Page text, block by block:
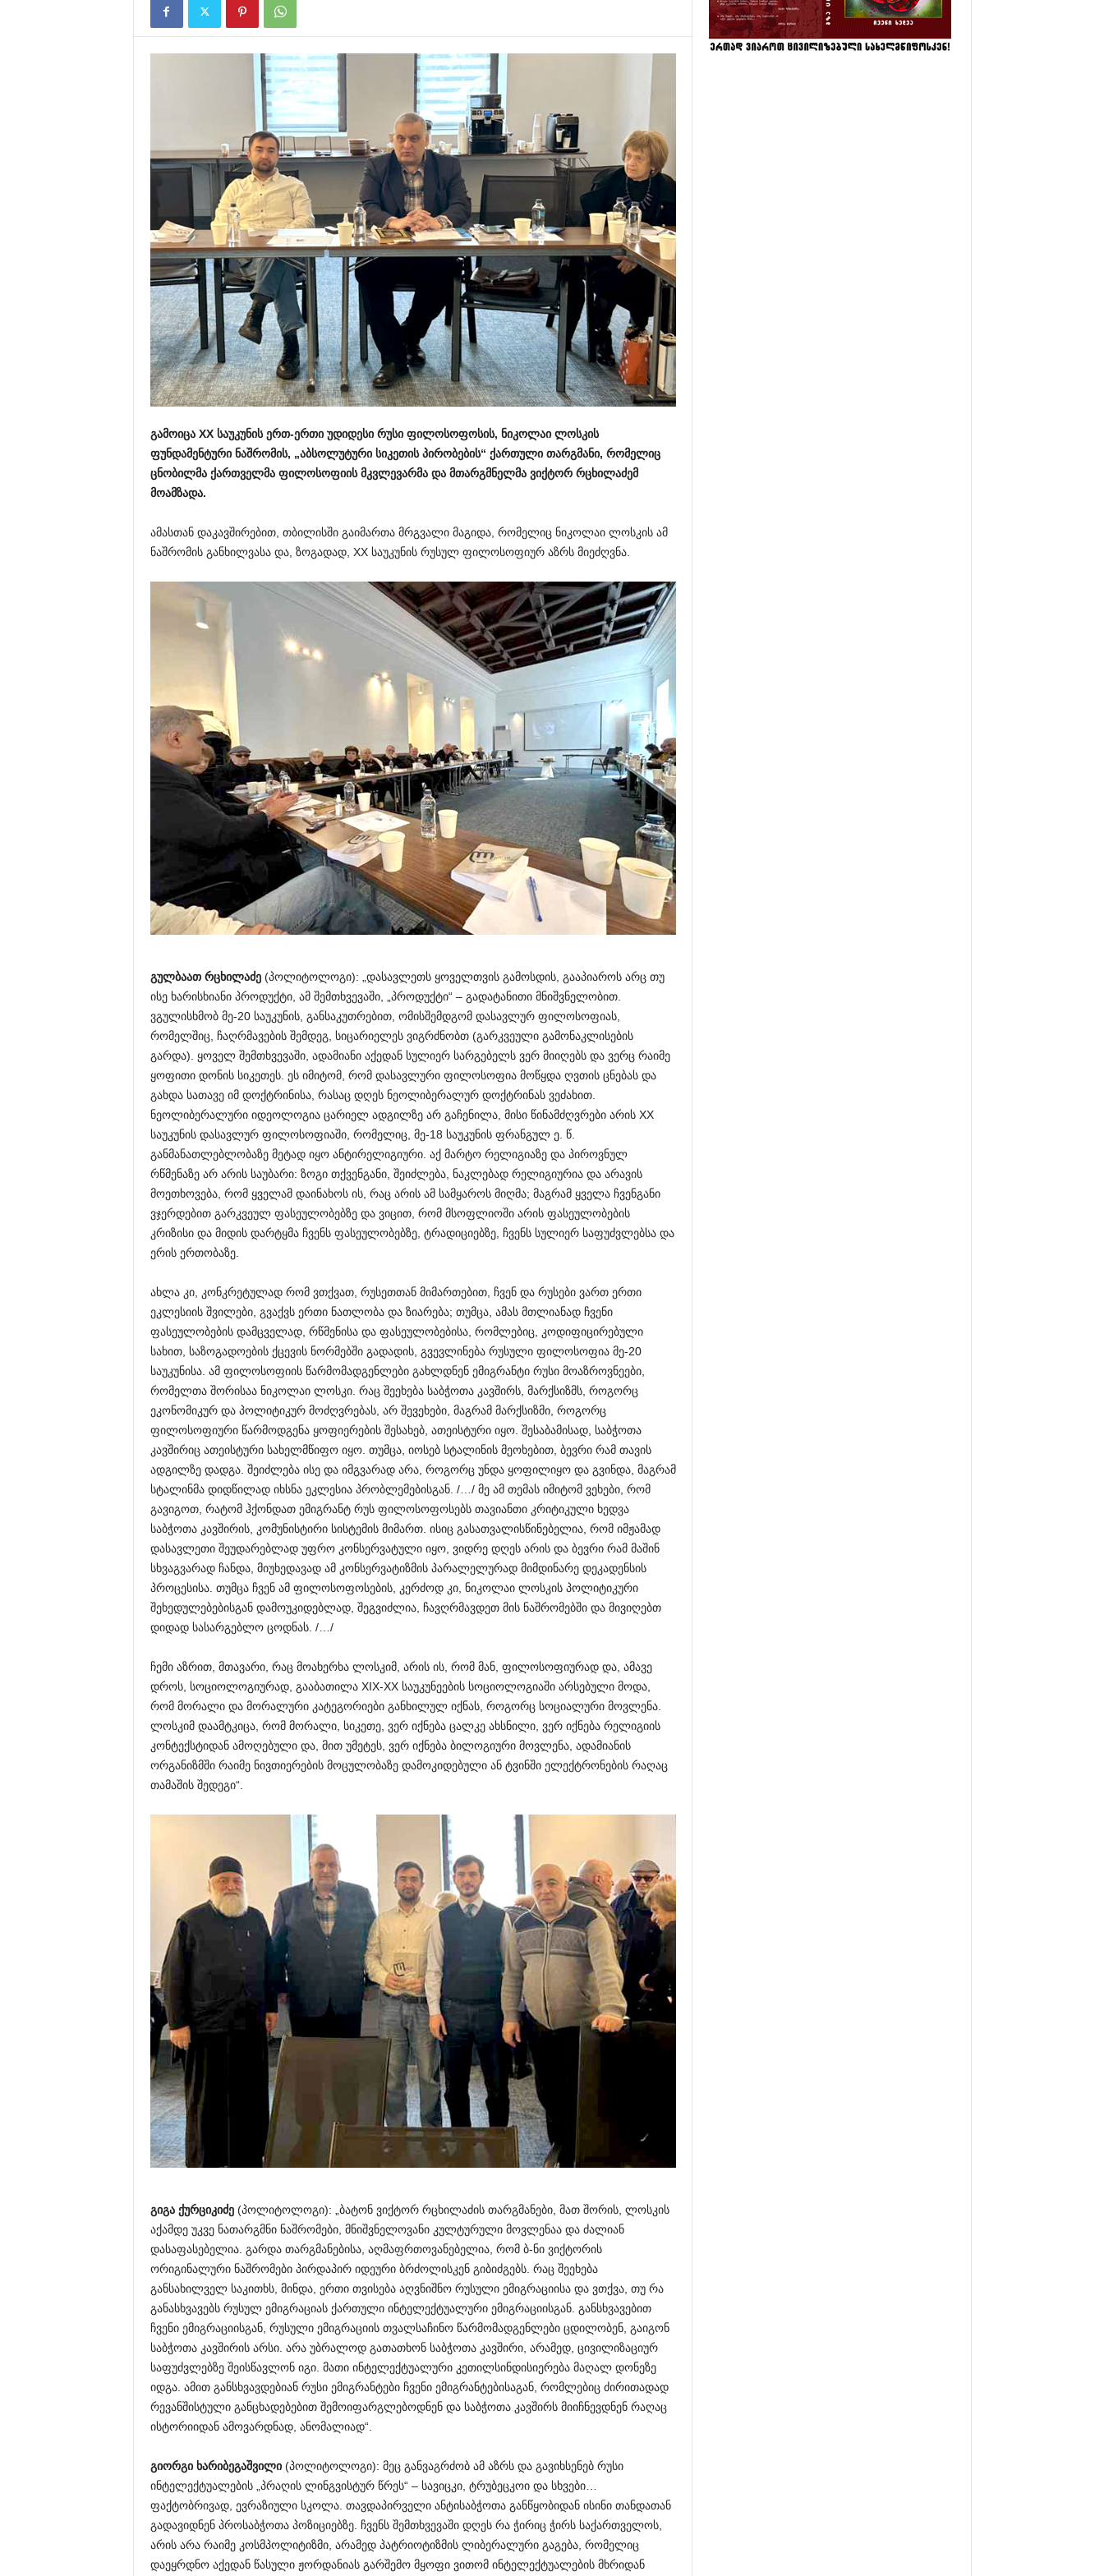
გამოიცა XX საუკუნის ერთ-ერთი უდიდესი რუსი ფილოსოფოსის, ნიკოლაი ლოსკის
ფუნდამენტური ნაშრომის, „აბსოლუტური სიკეთის პირობების“ ქართული თარგმანი, რომელიც
ცნობილმა ქართველმა ფილოსოფიის მკვლევარმა და მთარგმნელმა ვიქტორ რცხილაძემ
მოამზადა.
ამასთან დაკავშირებით, თბილისში გაიმართა მრგვალი მაგიდა, რომელიც ნიკოლაი ლოსკის ამ
ნაშრომის განხილვასა და, ზოგადად, XX საუკუნის რუსულ ფილოსოფიურ აზრს მიეძღვნა.
გულბაათ რცხილაძე(პოლიტოლოგი): „დასავლეთს ყოველთვის გამოსდის, გააპიაროს არც თუ
ისე ხარისხიანი პროდუქტი, ამ შემთხვევაში, „პროდუქტი“ – გადატანითი მნიშვნელობით.
ვგულისხმობ მე-20 საუკუნის, განსაკუთრებით, ომისშემდგომ დასავლურ ფილოსოფიას,
რომელშიც, ჩაღრმავების შემდეგ, სიცარიელეს ვიგრძნობთ (გარკვეული გამონაკლისების
გარდა). ყოველ შემთხვევაში, ადამიანი აქედან სულიერ სარგებელს ვერ მიიღებს და ვერც რაიმე
ყოფითი დონის სიკეთეს. ეს იმიტომ, რომ დასავლური ფილოსოფია მოწყდა ღვთის ცნებას და
გახდა სათავე იმ დოქტრინისა, რასაც დღეს ნეოლიბერალურ დოქტრინას ვეძახით.
ნეოლიბერალური იდეოლოგია ცარიელ ადგილზე არ გაჩენილა, მისი წინამძღვრები არის XX
საუკუნის დასავლურ ფილოსოფიაში, რომელიც, მე-18 საუკუნის ფრანგულ ე. წ.
განმანათლებლობაზე მეტად იყო ანტირელიგიური. აქ მარტო რელიგიაზე და პიროვნულ
რწმენაზე არ არის საუბარი: ზოგი თქვენგანი, შეიძლება, ნაკლებად რელიგიურია და არავის
მოეთხოვება, რომ ყველამ დაინახოს ის, რაც არის ამ სამყაროს მიღმა; მაგრამ ყველა ჩვენგანი
ვჯერდებით გარკვეულ ფასეულობებზე და ვიცით, რომ მსოფლიოში არის ფასეულობების
კრიზისი და მიდის დარტყმა ჩვენს ფასეულობებზე, ტრადიციებზე, ჩვენს სულიერ საფუძვლებსა და
ერის ერთობაზე.
ახლა კი, კონკრეტულად რომ ვთქვათ, რუსეთთან მიმართებით, ჩვენ და რუსები ვართ ერთი
ეკლესიის შვილები, გვაქვს ერთი ნათლობა და ზიარება; თუმცა, ამას მთლიანად ჩვენი
ფასეულობების დამცველად, რწმენისა და ფასეულობებისა, რომლებიც, კოდიფიცირებული
სახით, საზოგადოების ქცევის ნორმებში გადადის, გვევლინება რუსული ფილოსოფია მე-20
საუკუნისა. ამ ფილოსოფიის წარმომადგენლები გახლდნენ ემიგრანტი რუსი მოაზროვნეები,
რომელთა შორისაა ნიკოლაი ლოსკი. რაც შეეხება საბჭოთა კავშირს, მარქსიზმს, როგორც
ეკონომიკურ და პოლიტიკურ მოძღვრებას, არ შევეხები, მაგრამ მარქსიზმი, როგორც
ფილოსოფიური წარმოდგენა ყოფიერების შესახებ, ათეისტური იყო. შესაბამისად, საბჭოთა
კავშირიც ათეისტური სახელმწიფო იყო. თუმცა, იოსებ სტალინის მეოხებით, ბევრი რამ თავის
ადგილზე დადგა. შეიძლება ისე და იმგვარად არა, როგორც უნდა ყოფილიყო და გვინდა, მაგრამ
სტალინმა დიდწილად იხსნა ეკლესია პრობლემებისგან. /…/ მე ამ თემას იმიტომ ვეხები, რომ
გავიგოთ, რატომ ჰქონდათ ემიგრანტ რუს ფილოსოფოსებს თავიანთი კრიტიკული ხედვა
საბჭოთა კავშირის, კომუნისტირი სისტემის მიმართ. ისიც გასათვალისწინებელია, რომ იმჟამად
დასავლეთი შეუდარებლად უფრო კონსერვატული იყო, ვიდრე დღეს არის და ბევრი რამ მაშინ
სხვაგვარად ჩანდა, მიუხედავად ამ კონსერვატიზმის პარალელურად მიმდინარე დეკადენსის
პროცესისა. თუმცა ჩვენ ამ ფილოსოფოსების, კერძოდ კი, ნიკოლაი ლოსკის პოლიტიკური
შეხედულებებისგან დამოუკიდებლად, შეგვიძლია, ჩავღრმავდეთ მის ნაშრომებში და მივიღებთ
დიდად სასარგებლო ცოდნას. /…/
ჩემი აზრით, მთავარი, რაც მოახერხა ლოსკიმ, არის ის, რომ მან, ფილოსოფიურად და, ამავე
დროს, სოციოლოგიურად, გააბათილა XIX-XX საუკუნეების სოციოლოგიაში არსებული მოდა,
რომ მორალი და მორალური კატეგორიები განხილულ იქნას, როგორც სოციალური მოვლენა.
ლოსკიმ დაამტკიცა, რომ მორალი, სიკეთე, ვერ იქნება ცალკე ახსნილი, ვერ იქნება რელიგიის
კონტექსტიდან ამოღებული და, მით უმეტეს, ვერ იქნება ბილოგიური მოვლენა, ადამიანის
ორგანიზმში რაიმე ნივთიერების მოცულობაზე დამოკიდებული ან ტვინში ელექტრონების რაღაც
თამაშის შედეგი“.
გიგა ქურციკიძე(პოლიტოლოგი): „ბატონ ვიქტორ რცხილაძის თარგმანები, მათ შორის, ლოსკის
აქამდე უკვე ნათარგმნი ნაშრომები, მნიშვნელოვანი კულტურული მოვლენაა და ძალიან
დასაფასებელია. გარდა თარგმანებისა, აღმაფრთოვანებელია, რომ ბ-ნი ვიქტორის
ორიგინალური ნაშრომები პირდაპირ იდეური ბრძოლისკენ გიბიძგებს. რაც შეეხება
განსახილველ საკითხს, მინდა, ერთი თვისება აღვნიშნო რუსული ემიგრაციისა და ვთქვა, თუ რა
განასხვავებს რუსულ ემიგრაციას ქართული ინტელექტუალური ემიგრაციისგან. განსხვავებით
ჩვენი ემიგრაციისგან, რუსული ემიგრაციის თვალსაჩინო წარმომადგენლები ცდილობენ, გაიგონ
საბჭოთა კავშირის არსი. არა უბრალოდ გათათხონ საბჭოთა კავშირი, არამედ, ცივილიზაციურ
საფუძვლებზე შეისწავლონ იგი. მათი ინტელექტუალური კეთილსინდისიერება მაღალ დონეზე
იდგა. ამით განსხვავდებიან რუსი ემიგრანტები ჩვენი ემიგრანტებისაგან, რომლებიც ძირითადად
რევანშისტული განცხადებებით შემოიფარგლებოდნენ და საბჭოთა კავშირს მიიჩნევდნენ რაღაც
ისტორიიდან ამოვარდნად, ანომალიად“.
გიორგი ხარიბეგაშვილი (პოლიტოლოგი): მეც განვაგრძობ ამ აზრს და გავიხსენებ რუსი
ინტელექტუალების „პრაღის ლინგვისტურ წრეს“ – სავიცკი, ტრუბეცკოი და სხვები…
ფაქტობრივად, ევრაზიული სკოლა. თავდაპირველი ანტისაბჭოთა განწყობიდან ისინი თანდათან
გადავიდნენ პროსაბჭოთა პოზიციებზე. ჩვენს შემთხვევაში დღეს რა ჭირიც ჭირს საქართველოს,
არის არა რაიმე კოსმპოლიტიზმი, არამედ პატრიოტიზმის ლიბერალური გაგება, რომელიც
დაეყრდნო აქედან წასული ჟორდანიას გარშემო მყოფი ვითომ ინტელექტუალების მხრიდან